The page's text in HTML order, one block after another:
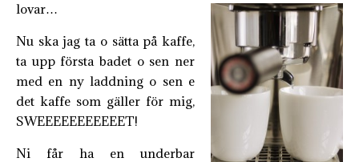
lovar…
Nu ska jag ta o sätta på kaffe,
ta upp första badet o sen ner
med en ny laddning o sen e
det kaffe som gäller för mig,
SWEEEEEEEEEEET!
Ni får ha en underbar